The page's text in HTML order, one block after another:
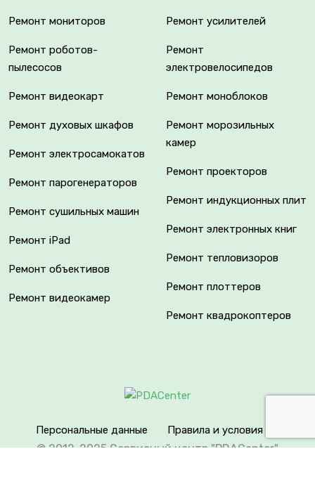
Ремонт мониторов
Ремонт роботов-
пылесосов
Ремонт видеокарт
Ремонт духовых шкафов
Ремонт электросамокатов
Ремонт парогенераторов
Ремонт сушильных машин
Ремонт iPad
Ремонт объективов
Ремонт видеокамер
Ремонт усилителей
Ремонт
электровелосипедов
Ремонт моноблоков
Ремонт морозильных
камер
Ремонт проекторов
Ремонт индукционных плит
Ремонт электронных книг
Ремонт тепловизоров
Ремонт плоттеров
Ремонт квадрокоптеров
Персональные данные Правила и условия
© 2012-2025 Сервисный центр "PDACenter"